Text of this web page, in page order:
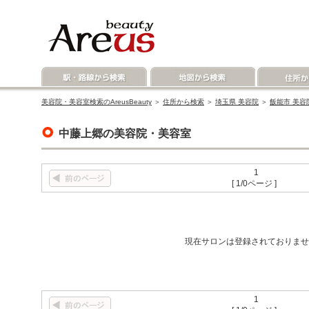
美容院・美容室検索のAreusBeauty ＞ 住所から検索 ＞ 埼玉県 美容院 ＞ 飯能市 美容
中藤上郷の美容院・美容室
1
[ 1/0ページ ]
現在サロンは登録されておりま
1